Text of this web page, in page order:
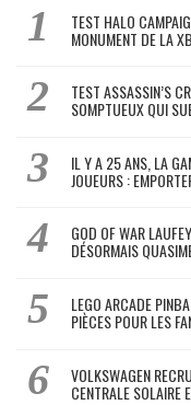
TEST HALO
MONUMENT DE LA
TEST ASSASSIN’S
SOMPTUEUX QUI
IL Y A 25 ANS, LA
JOUEURS :
GOD OF WAR
DÉSORMAIS
LEGO ARCADE
PIÈCES POUR LES
VOLKSWAGEN
CENTRALE SOLAIRE